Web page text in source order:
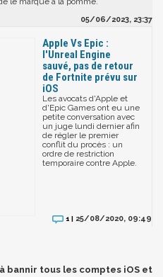
05/06/2023, 23:37
Apple Vs Epic :
l'Unreal Engine
sauvé, pas de retour
de Fortnite prévu sur
iOS
Les avocats d'Apple et
d'Epic Games ont eu une
petite conversation avec
un juge lundi dernier afin
de régler le premier
conflit du procès : un
ordre de restriction
temporaire contre Apple.
1 | 25/08/2020, 09:49
bannir tous les comptes iOS et